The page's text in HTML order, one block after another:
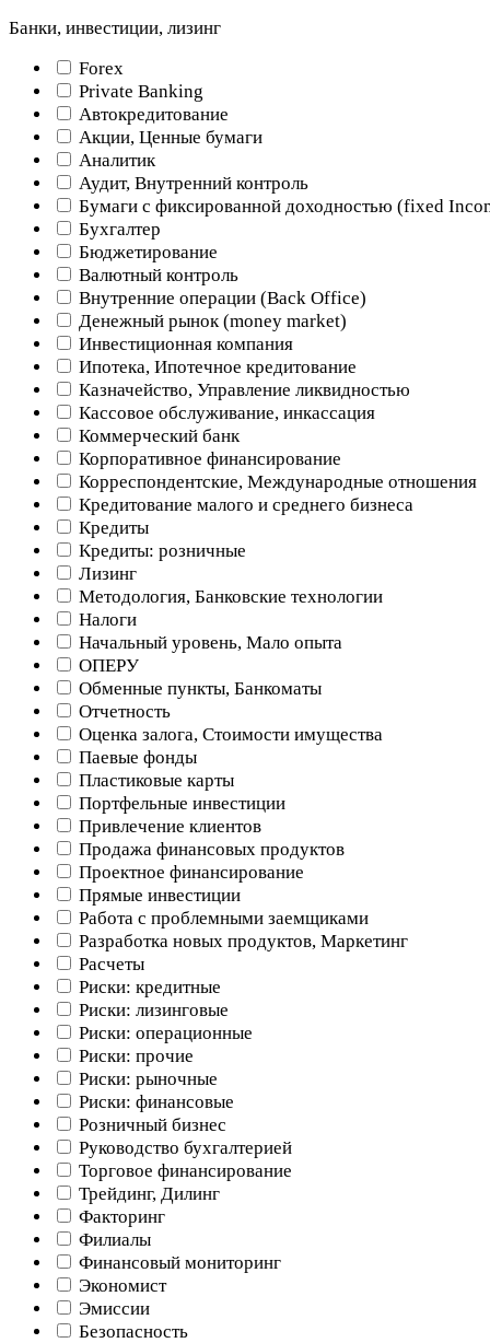
Банки, инвестиции, лизинг
Forex
Private Banking
Автокредитование
Акции, Ценные бумаги
Аналитик
Аудит, Внутренний контроль
Бумаги с фиксированной доходностью (fixed
Бухгалтер
Бюджетирование
Валютный контроль
Внутренние операции (Back Office)
Денежный рынок (money market)
Инвестиционная компания
Ипотека, Ипотечное кредитование
Казначейство, Управление ликвидностью
Кассовое обслуживание, инкассация
Коммерческий банк
Корпоративное финансирование
Корреспондентские, Международные отношения
Кредитование малого и среднего бизнеса
Кредиты
Кредиты: розничные
Лизинг
Методология, Банковские технологии
Налоги
Начальный уровень, Мало опыта
ОПЕРУ
Обменные пункты, Банкоматы
Отчетность
Оценка залога, Стоимости имущества
Паевые фонды
Пластиковые карты
Портфельные инвестиции
Привлечение клиентов
Продажа финансовых продуктов
Проектное финансирование
Прямые инвестиции
Работа с проблемными заемщиками
Разработка новых продуктов, Маркетинг
Расчеты
Риски: кредитные
Риски: лизинговые
Риски: операционные
Риски: прочие
Риски: рыночные
Риски: финансовые
Розничный бизнес
Руководство бухгалтерией
Торговое финансирование
Трейдинг, Дилинг
Факторинг
Филиалы
Финансовый мониторинг
Экономист
Эмиссии
Безопасность